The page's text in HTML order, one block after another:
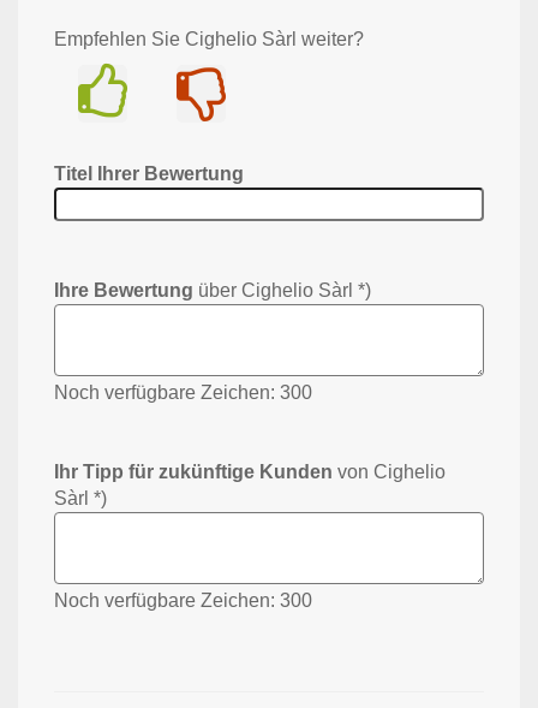
Empfehlen Sie Cighelio Sàrl weiter?
Titel Ihrer Bewertung
Ihre Bewertung über Cighelio Sàrl *)
Noch verfügbare Zeichen: 300
Ihr Tipp für zukünftige Kunden von Cighelio
Sàrl *)
Noch verfügbare Zeichen: 300